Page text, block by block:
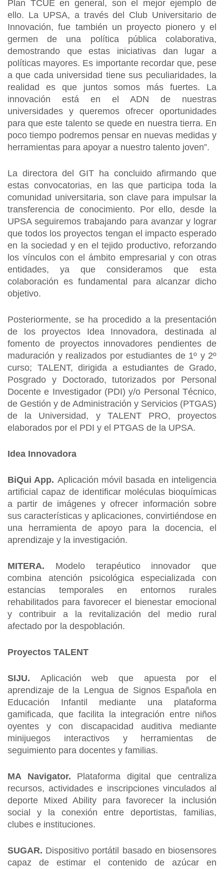
Plan TCUE en general, son el mejor ejemplo de
ello. La UPSA, a través del Club Universitario de
Innovación, fue también un proyecto pionero y el
germen de una política pública colaborativa,
demostrando que estas iniciativas dan lugar a
políticas mayores. Es importante recordar que, pese
a que cada universidad tiene sus peculiaridades, la
realidad es que juntos somos más fuertes. La
innovación está en el ADN de nuestras
universidades y queremos ofrecer oportunidades
para que este talento se quede en nuestra tierra. En
poco tiempo podremos pensar en nuevas medidas y
herramientas para apoyar a nuestro talento joven”.
La directora del GIT ha concluido afirmando que
estas convocatorias, en las que participa toda la
comunidad universitaria, son clave para impulsar la
transferencia de conocimiento. Por ello, desde la
UPSA seguiremos trabajando para avanzar y lograr
que todos los proyectos tengan el impacto esperado
en la sociedad y en el tejido productivo, reforzando
los vínculos con el ámbito empresarial y con otras
entidades, ya que consideramos que esta
colaboración es fundamental para alcanzar dicho
objetivo.
Posteriormente, se ha procedido a la presentación
de los proyectos Idea Innovadora, destinada al
fomento de proyectos innovadores pendientes de
maduración y realizados por estudiantes de 1º y 2º
curso; TALENT, dirigida a estudiantes de Grado,
Posgrado y Doctorado, tutorizados por Personal
Docente e Investigador (PDI) y/o Personal Técnico,
de Gestión y de Administración y Servicios (PTGAS)
de la Universidad, y TALENT PRO, proyectos
elaborados por el PDI y el PTGAS de la UPSA.
Idea Innovadora
BiQui App. Aplicación móvil basada en inteligencia
artificial capaz de identificar moléculas bioquímicas
a partir de imágenes y ofrecer información sobre
sus características y aplicaciones, convirtiéndose en
una herramienta de apoyo para la docencia, el
aprendizaje y la investigación.
MITERA. Modelo terapéutico innovador que
combina atención psicológica especializada con
estancias temporales en entornos rurales
rehabilitados para favorecer el bienestar emocional
y contribuir a la revitalización del medio rural
afectado por la despoblación.
Proyectos TALENT
SIJU. Aplicación web que apuesta por el
aprendizaje de la Lengua de Signos Española en
Educación Infantil mediante una plataforma
gamificada, que facilita la integración entre niños
oyentes y con discapacidad auditiva mediante
minijuegos interactivos y herramientas de
seguimiento para docentes y familias.
MA Navigator. Plataforma digital que centraliza
recursos, actividades e inscripciones vinculados al
deporte Mixed Ability para favorecer la inclusión
social y la conexión entre deportistas, familias,
clubes e instituciones.
SUGAR. Dispositivo portátil basado en biosensores
capaz de estimar el contenido de azúcar en